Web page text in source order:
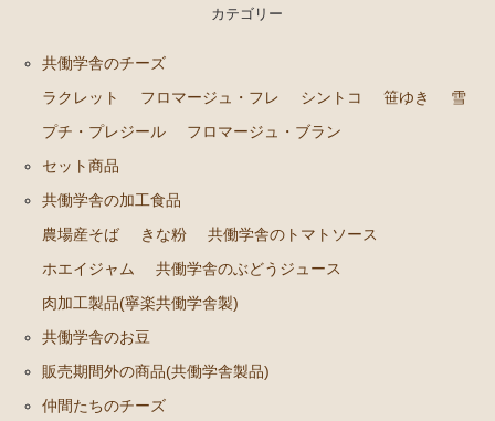
仲間たちのチーズ
広内エゾリスの谷チーズ社(コバンなど)
NEEDS社/モッツァレラ類
チーズが美味しい紅茶
すじ青のり
出版物など
ギフト箱、器具など
カテゴリー
共働学舎のチーズ
ラクレット
フロマージュ・フレ シントコ 笹ゆき
雪
プチ・プレジール
フロマージュ・ブラン
セット商品
共働学舎の加工食品
農場産そば
きな粉
共働学舎のトマトソース
ホエイジャム
共働学舎のぶどうジュース
肉加工製品(寧楽共働学舎製)
共働学舎のお豆
販売期間外の商品(共働学舎製品)
仲間たちのチーズ